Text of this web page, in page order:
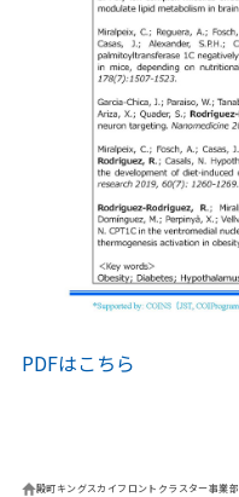
PDFはこちら
殿町キングスカイフロントクラスター事業部